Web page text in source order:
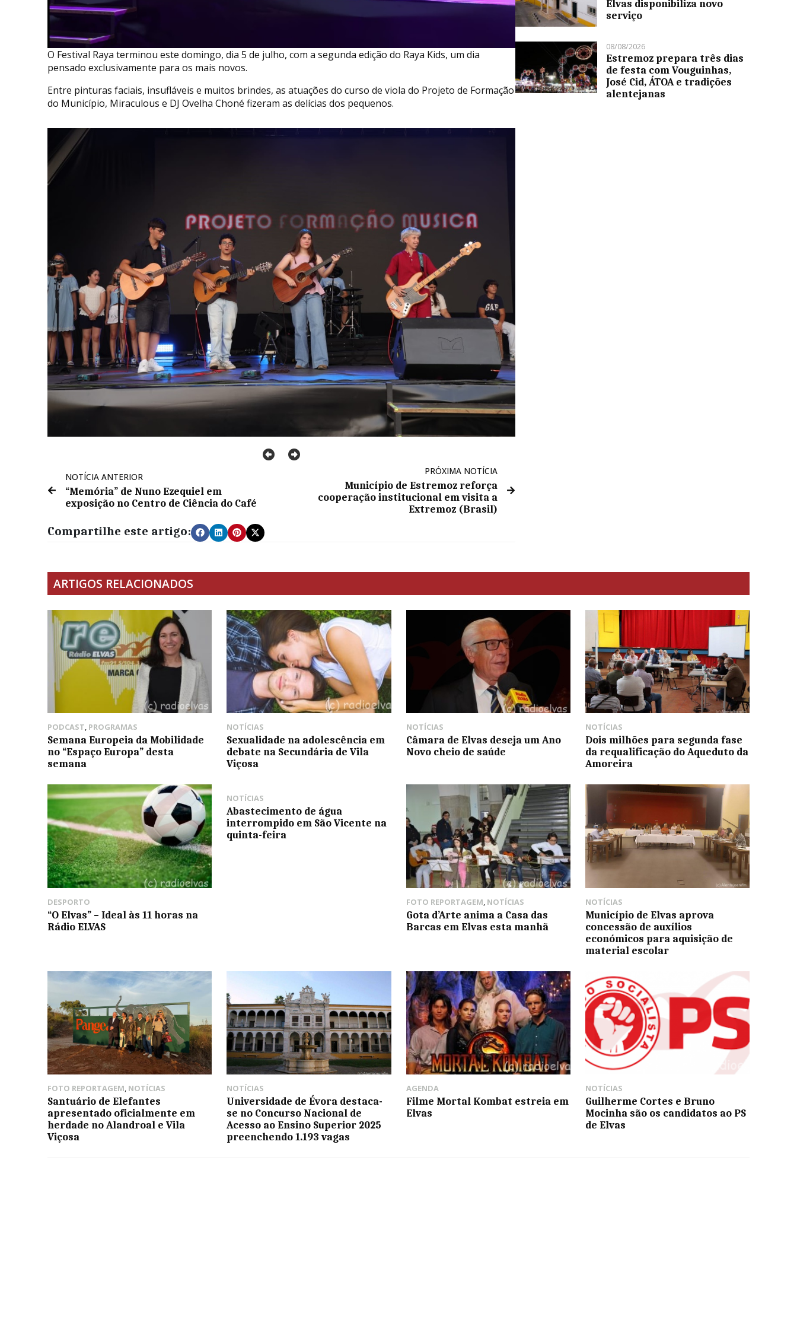
O Festival Raya terminou este domingo, dia 5 de julho, com a segunda edição do Raya Kids, um dia
pensado exclusivamente para os mais novos.
Entre pinturas faciais, insufláveis e muitos brindes, as atuações do curso de viola do Projeto de Formação
do Município, Miraculous e DJ Ovelha Choné fizeram as delícias dos pequenos.
NOTÍCIA ANTERIOR
“Memória” de Nuno Ezequiel em
exposição no Centro de Ciência do Café
PRÓXIMA NOTÍCIA
Município de Estremoz reforça
cooperação institucional em visita a
Extremoz (Brasil)
Compartilhe este artigo:
Elvas disponibiliza novo
serviço
08/08/2026
Estremoz prepara três dias
de festa com Vouguinhas,
José Cid, ÁTOA e tradições
alentejanas
ARTIGOS RELACIONADOS
PODCAST, PROGRAMAS
Semana Europeia da Mobilidade
no “Espaço Europa” desta
semana
NOTÍCIAS
Sexualidade na adolescência em
debate na Secundária de Vila
Viçosa
NOTÍCIAS
Câmara de Elvas deseja um Ano
Novo cheio de saúde
NOTÍCIAS
Dois milhões para segunda fase
da requalificação do Aqueduto da
Amoreira
DESPORTO
“O Elvas” – Ideal às 11 horas na
Rádio ELVAS
NOTÍCIAS
Abastecimento de água
interrompido em São Vicente na
quinta-feira
FOTO REPORTAGEM, NOTÍCIAS
Gota d’Arte anima a Casa das
Barcas em Elvas esta manhã
NOTÍCIAS
Município de Elvas aprova
concessão de auxílios
económicos para aquisição de
material escolar
FOTO REPORTAGEM, NOTÍCIAS
Santuário de Elefantes
apresentado oficialmente em
herdade no Alandroal e Vila
Viçosa
NOTÍCIAS
Universidade de Évora destaca-
se no Concurso Nacional de
Acesso ao Ensino Superior 2025
preenchendo 1.193 vagas
AGENDA
Filme Mortal Kombat estreia em
Elvas
NOTÍCIAS
Guilherme Cortes e Bruno
Mocinha são os candidatos ao PS
de Elvas